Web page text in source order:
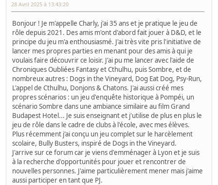
28 Avril 2025 à 13:43:20
Bonjour ! Je m'appelle Charly, j'ai 35 ans et je pratique le jeu de
rôle depuis 2021. Des amis m'ont d'abord fait jouer à D&D, et le
principe du jeu m'a enthousiasmé. J'ai très vite pris l'initiative de
lancer mes propres parties en menant pour des amis à qui je
voulais faire découvrir ce loisir. J'ai pu me lancer avec l'aide de
Chroniques Oubliées Fantasy et Cthulhu, puis Sombre, et de
nombreux autres : Dogs in the Vineyard, Dog Eat Dog, Psy-Run,
L'appel de Cthulhu, Donjons & Chatons. J'ai aussi créé mes
propres scénarios : un jeu d'enquête historique à Pompéi, un
scénario Sombre dans une ambiance similaire au film Grand
Budapest Hotel... Je suis enseignant et j'utilise de plus en plus le
jeu de rôle dans le cadre de clubs à l'école, avec mes élèves.
Plus récemment j'ai conçu un jeu complet sur le harcèlement
scolaire, Bully Busters, inspiré de Dogs in the Vineyard.
J'arrive sur ce forum car je viens d'emménager à Lyon et je suis
à la recherche d'opportunités pour jouer et rencontrer de
nouvelles personnes. J'aime particulièrement mener mais j'aime
aussi participer en tant que PJ.